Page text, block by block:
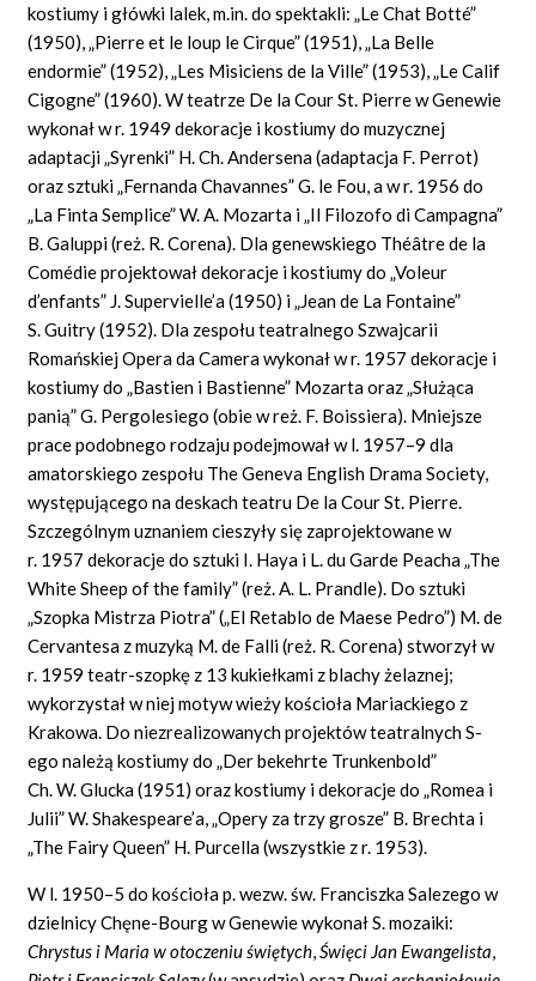
kostiumy i główki lalek, m.in. do spektakli: „Le Chat Botté”
(1950), „Pierre et le loup le Cirque” (1951), „La Belle
endormie” (1952), „Les Misiciens de la Ville” (1953), „Le Calif
Cigogne” (1960). W teatrze De la Cour St. Pierre w Genewie
wykonał w r. 1949 dekoracje i kostiumy do muzycznej
adaptacji „Syrenki” H. Ch. Andersena (adaptacja F. Perrot)
oraz sztuki „Fernanda Chavannes” G. le Fou, a w r. 1956 do
„La Finta Semplice” W. A. Mozarta i „Il Filozofo di Campagna”
B. Galuppi (reż. R. Corena). Dla genewskiego Théâtre de la
Comédie projektował dekoracje i kostiumy do „Voleur
d’enfants” J. Supervielle’a (1950) i „Jean de La Fontaine”
S. Guitry (1952). Dla zespołu teatralnego Szwajcarii
Romańskiej Opera da Camera wykonał w r. 1957 dekoracje i
kostiumy do „Bastien i Bastienne” Mozarta oraz „Służąca
panią” G. Pergolesiego (obie w reż. F. Boissiera). Mniejsze
prace podobnego rodzaju podejmował w l. 1957–9 dla
amatorskiego zespołu The Geneva English Drama Society,
występującego na deskach teatru De la Cour St. Pierre.
Szczególnym uznaniem cieszyły się zaprojektowane w
r. 1957 dekoracje do sztuki I. Haya i L. du Garde Peacha „The
White Sheep of the family” (reż. A. L. Prandle). Do sztuki
„Szopka Mistrza Piotra” („El Retablo de Maese Pedro”) M. de
Cervantesa z muzyką M. de Falli (reż. R. Corena) stworzył w
r. 1959 teatr-szopkę z 13 kukiełkami z blachy żelaznej;
wykorzystał w niej motyw wieży kościoła Mariackiego z
Krakowa. Do niezrealizowanych projektów teatralnych S-
ego należą kostiumy do „Der bekehrte Trunkenbold”
Ch. W. Glucka (1951) oraz kostiumy i dekoracje do „Romea i
Julii” W. Shakespeare’a, „Opery za trzy grosze” B. Brechta i
„The Fairy Queen” H. Purcella (wszystkie z r. 1953).
W l. 1950–5 do kościoła p. wezw. św. Franciszka Salezego w
dzielnicy Chęne-Bourg w Genewie wykonał S. mozaiki:
Chrystus i Maria w otoczeniu świętych,Święci Jan Ewangelista,